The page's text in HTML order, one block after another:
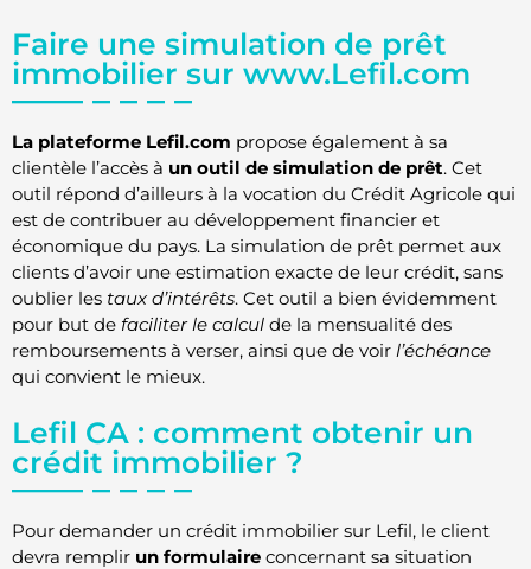
Faire une simulation de prêt
immobilier sur www.Lefil.com
La plateforme Lefil.com propose également à sa
clientèle l’accès à un outil de simulation de prêt. Cet
outil répond d’ailleurs à la vocation du Crédit Agricole qui
est de contribuer au développement financier et
économique du pays. La simulation de prêt permet aux
clients d’avoir une estimation exacte de leur crédit, sans
oublier les taux d’intérêts. Cet outil a bien évidemment
pour but de faciliter le calcul de la mensualité des
remboursements à verser, ainsi que de voir l’échéance
qui convient le mieux.
Lefil CA : comment obtenir un
crédit immobilier ?
Pour demander un crédit immobilier sur Lefil, le client
devra remplir un formulaire concernant sa situation